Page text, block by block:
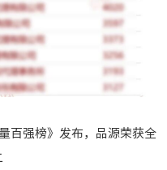
百强榜》发布，品源荣获全